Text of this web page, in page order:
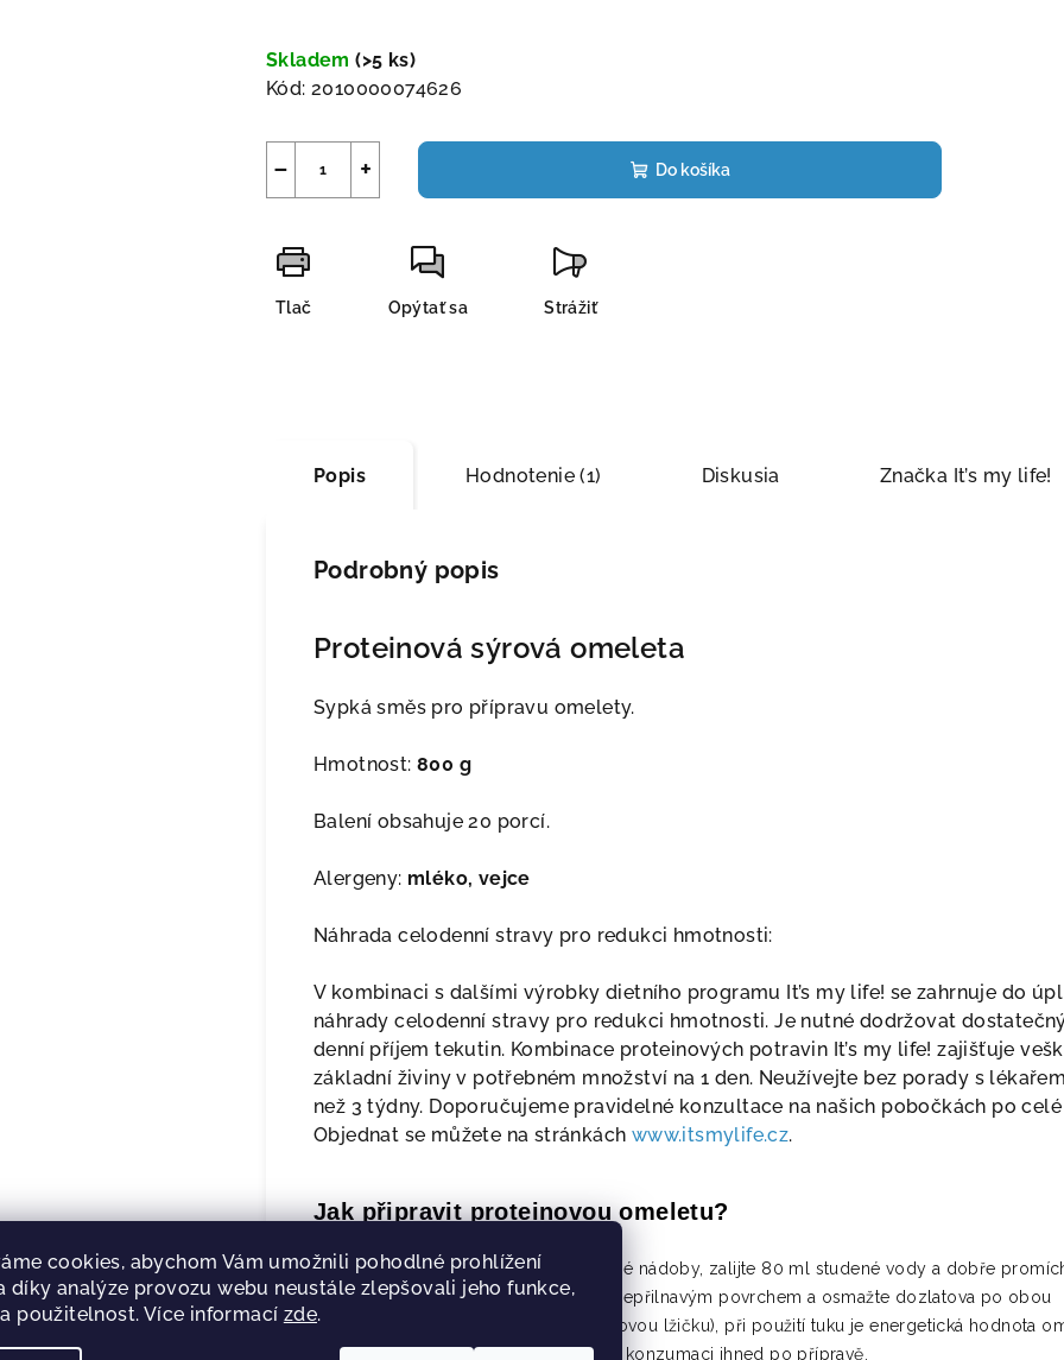
cookies, abychom Vám umožnili pohodlné prohlížení
díky analýze provozu webu neustále zlepšovali jeho funkce,
použitelnost. Více informací zde.
cena:
Skladem(>5 ks)
Kód: 2010000074626
+
− Do košíka
Tlač Opýtať sa Strážiť
Popis Hodnotenie (1) Diskusia Značka It’s my life!
Podrobný popis
Proteinová sýrová omeleta
Sypká směs pro přípravu omelety.
Hmotnost: 800 g
Balení obsahuje 20 porcí.
Alergeny: mléko, vejce
Náhrada celodenní stravy pro redukci hmotnosti:
V kombinaci s dalšími výrobky dietního programu It’s my life! se zahrnuje do
náhrady celodenní stravy pro redukci hmotnosti. Je nutné dodržovat
denní příjem tekutin. Kombinace proteinových potravin It’s my life! zajišťuje
základní živiny v potřebném množství na 1 den. Neužívejte bez porady s
než 3 týdny. Doporučujeme pravidelné konzultace na našich pobočkách po celé
Objednat se můžete na stránkách www.itsmylife.cz.
Jak připravit proteinovou omeletu?
Obsah sáčku (40 g) nasypte do vhodné nádoby, zalijte 80 ml studené vody a dobře
Směs nalijte na předehřátou pánev s nepřilnavým povrchem a osmažte dozlatova po obou
stranách. Můžete přidat 5 g tuku (1 čajovou lžičku), při použití tuku je energetická hodnota
920 kJ/220 kcal. Výrobek je určen ke konzumaci ihned po přípravě.